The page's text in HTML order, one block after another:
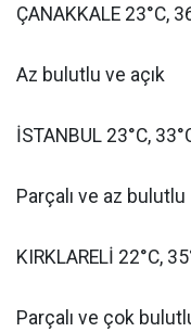
ÇANAKKALE 23°C,
Az bulutlu ve açık
İSTANBUL 23°C,
Parçalı ve az bulutlu
KIRKLARELİ 22°C,
Parçalı ve çok